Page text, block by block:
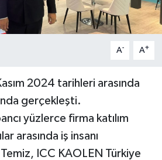
A- A+
2024 tarihleri arasında
gerçekleşti.
yüzlerce firma katılım
arasında iş insanı
ICC KAOLEN Türkiye